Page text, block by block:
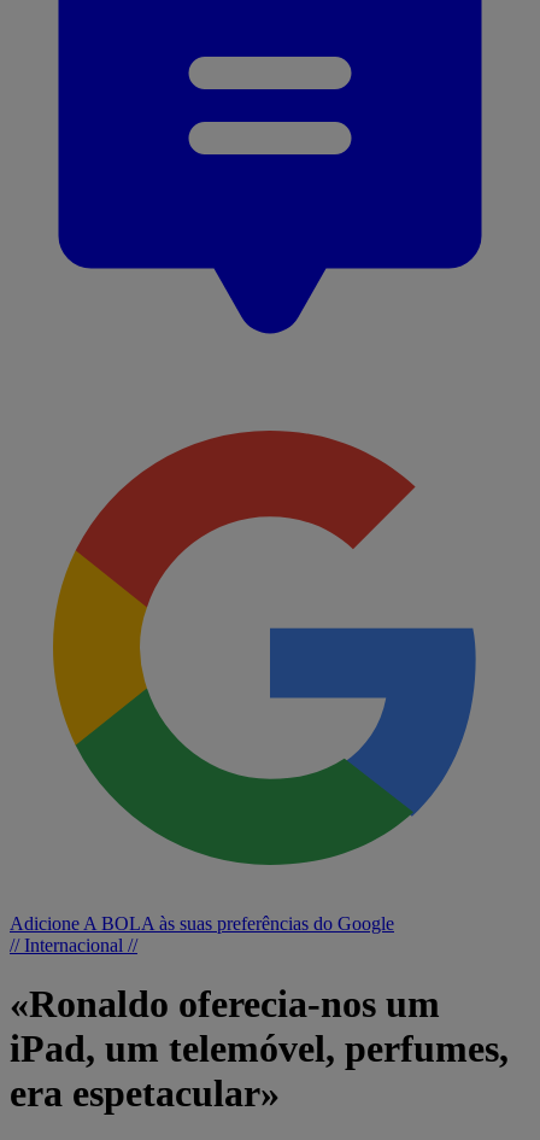
Adicione A BOLA às suas preferências do Google
// Internacional //
«Ronaldo oferecia-nos um
iPad, um telemóvel, perfumes,
era espetacular»